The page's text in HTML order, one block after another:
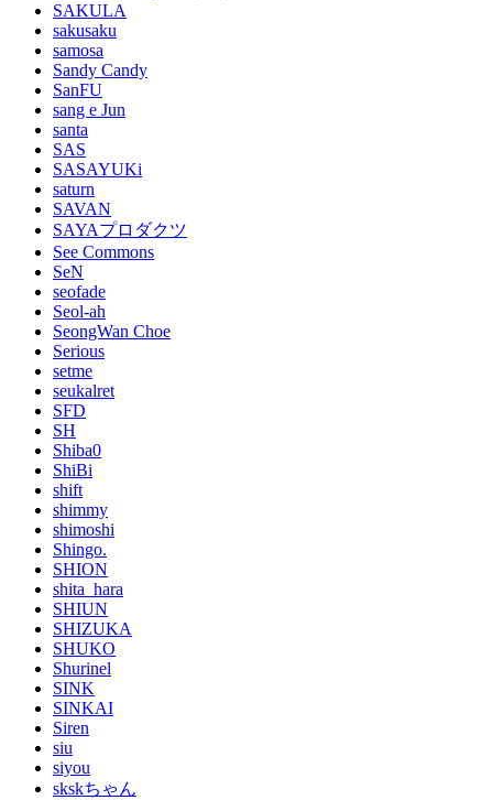
SAKULA
sakusaku
samosa
Sandy Candy
SanFU
sang e Jun
santa
SAS
SASAYUKi
saturn
SAVAN
SAYAプロダクツ
See Commons
SeN
seofade
Seol-ah
SeongWan Choe
Serious
setme
seukalret
SFD
SH
Shiba0
ShiBi
shift
shimmy
shimoshi
Shingo.
SHION
shita_hara
SHIUN
SHIZUKA
SHUKO
Shurinel
SINK
SINKAI
Siren
siu
siyou
skskちゃん